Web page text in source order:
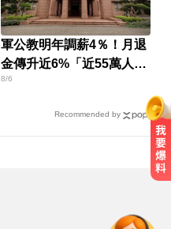
軍公教明年調薪4％！月退
金傳升近6%「近55萬人受
惠」
8/6
Recommended by